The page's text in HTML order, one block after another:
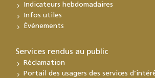
Indicateurs hebdomadaires
Infos utiles
Événements
Services rendus au public
Réclamation
Portail des usagers des services